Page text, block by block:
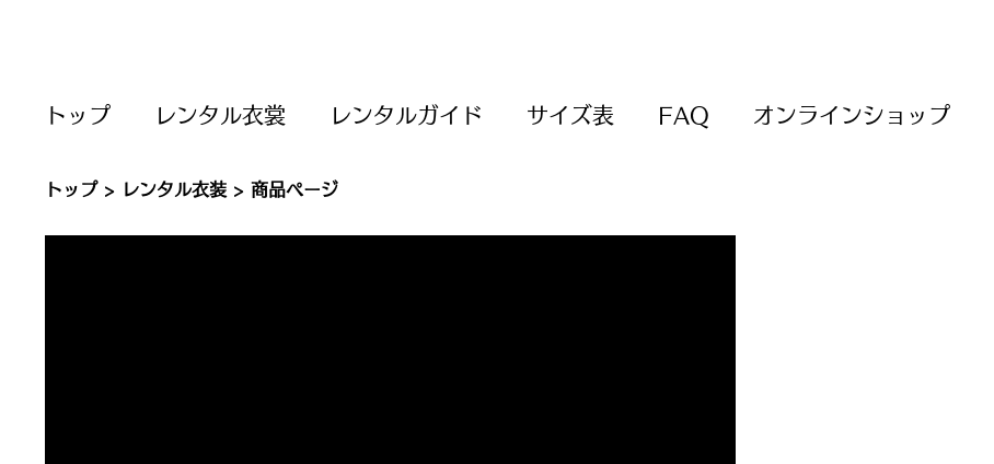
トップ レンタル衣裳 レンタルガイド サイズ表 FAQ オンラインショップ
トップ> レンタル衣装 > 商品ページ